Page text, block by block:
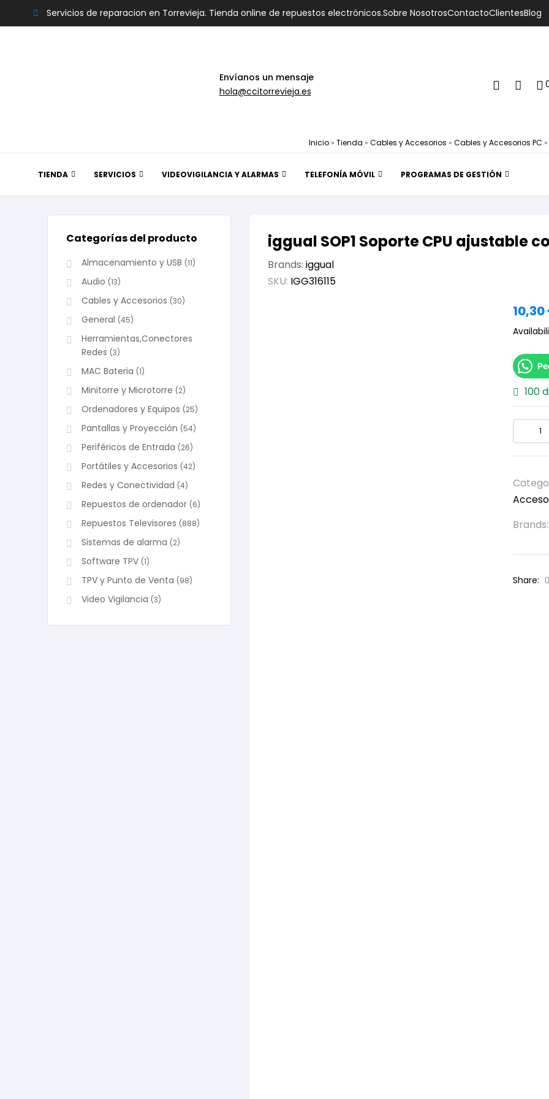
Servicios de reparacion en Torrevieja. Tienda online de repuestos electrónicos.Sobre NosotrosContactoClientesBlog
Envíanos un mensaje
hola@ccitorrevieja.es
Inicio » Tienda » Cables y Accesorios » Cables y Accesorios PC »
TIENDA SERVICIOS VIDEOVIGILANCIA Y ALARMAS TELEFONÍA MÓVIL PROGRAMAS DE GESTIÓN
iggual SOP1 Soporte CPU ajustable
Brands: iggual
SKU: IGG316115
10,30
100
Brands:
Share:
Categorías del producto
Almacenamiento y USB (11)
Audio (13)
Cables y Accesorios (30)
General (45)
Herramientas,Conectores
Redes (3)
MAC Bateria (1)
Minitorre y Microtorre (2)
Ordenadores y Equipos (25)
Pantallas y Proyección (54)
Periféricos de Entrada (26)
Portátiles y Accesorios (42)
Redes y Conectividad (4)
Repuestos de ordenador (6)
Repuestos Televisores (888)
Sistemas de alarma (2)
Software TPV (1)
TPV y Punto de Venta (98)
Video Vigilancia (3)